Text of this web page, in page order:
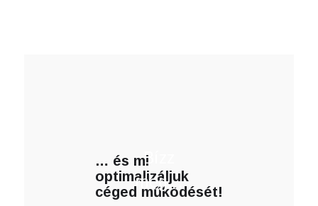
Bízz
meg…
… és mi
optimalizáljuk
céged működését!